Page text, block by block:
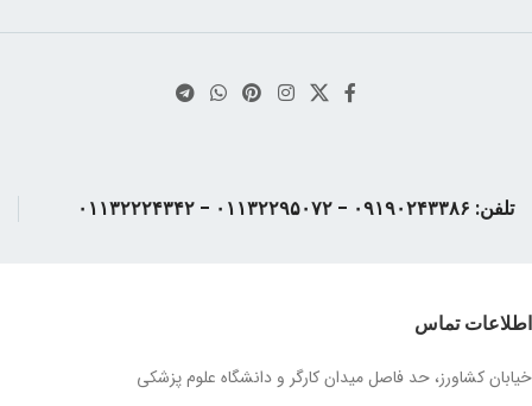
تلفن: ۰۹۱۹۰۲۴۳۳۸۶ - ۰۱۱۳۲۲۹۵۰۷۲ - ۰۱۱۳۲۲۲۴۳۴۲
اطلاعات تماس
خیابان کشاورز، حد فاصل میدان کارگر و دانشگاه علوم پزشکی